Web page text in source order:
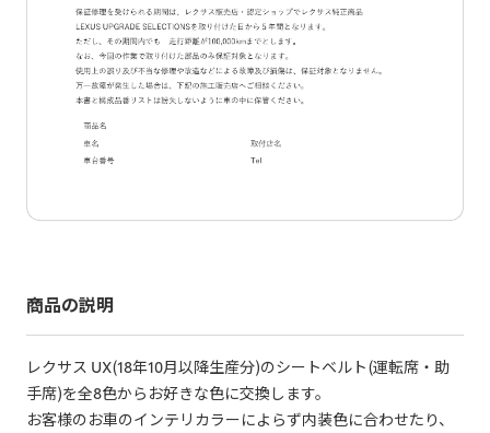
商品の説明
レクサス UX(18年10月以降生産分)のシートベルト(運転席・助
手席)を全8色からお好きな色に交換します。
お客様のお車のインテリカラーによらず内装色に合わせたり、